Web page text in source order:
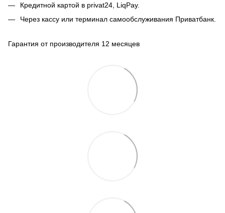
Кредитной картой в privat24, LiqPay.
Через кассу или терминал самообслуживания Приватбанк.
Гарантия от производителя 12 месяцев